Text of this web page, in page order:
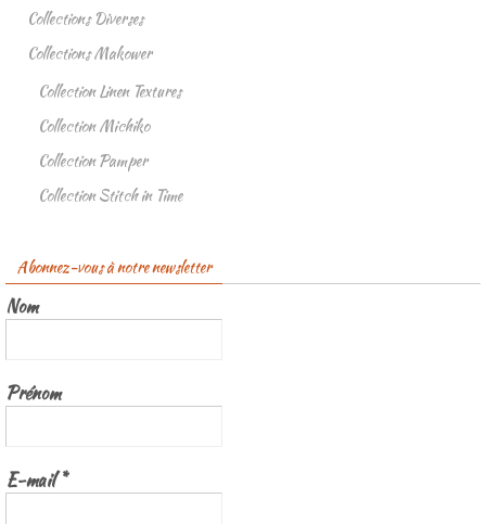
Collections Diverses
Collections Makower
Collection Linen Textures
Collection Michiko
Collection Pamper
Collection Stitch in Time
Abonnez-vous à notre newsletter
Nom
Prénom
E-mail*